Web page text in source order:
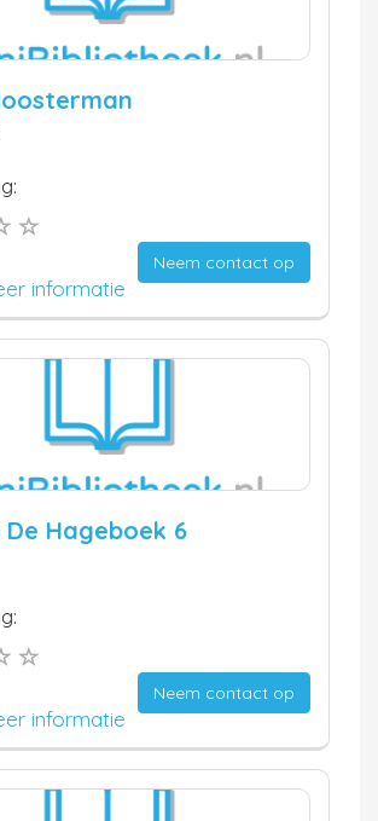
Neem contact op
informatie
De Hageboek 6
Neem contact op
informatie